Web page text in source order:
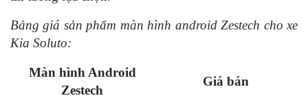
Bảng giá sản phẩm màn hình android Zestech cho xe
Kia Soluto:
Màn hình Android
Zestech
Giá bán